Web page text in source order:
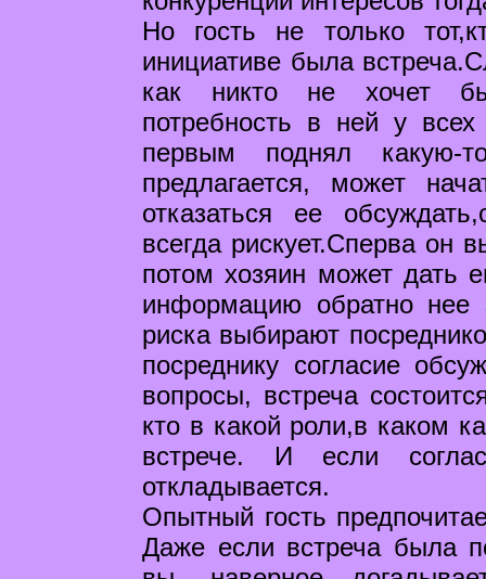
Но гость не только
инициативе была
как никто не хочет
потребность в ней у всех
первым поднял
предлагается, может
отказаться ее
всегда рискует.Сперва он
потом хозяин может дать
информацию обратно нее
риска выбирают
посреднику согласие
вопросы, встреча
кто в какой роли,в каком
встрече. И если
откладывается.
Опытный гость
Даже если встреча была